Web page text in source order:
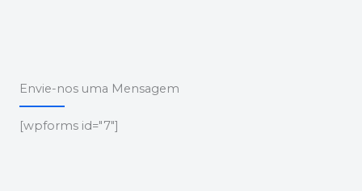
Envie-nos uma Mensagem
[wpforms id="7"]